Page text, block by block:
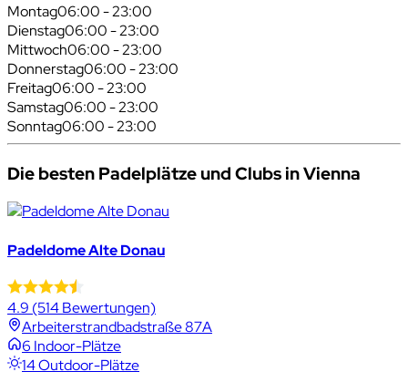
Montag06:00 - 23:00
Dienstag06:00 - 23:00
Mittwoch06:00 - 23:00
Donnerstag06:00 - 23:00
Freitag06:00 - 23:00
Samstag06:00 - 23:00
Sonntag06:00 - 23:00
Die besten Padelplätze und Clubs in Vienna
Padeldome Alte Donau
4.9 (514 Bewertungen)
Arbeiterstrandbadstraße 87A
6 Indoor-Plätze
14 Outdoor-Plätze